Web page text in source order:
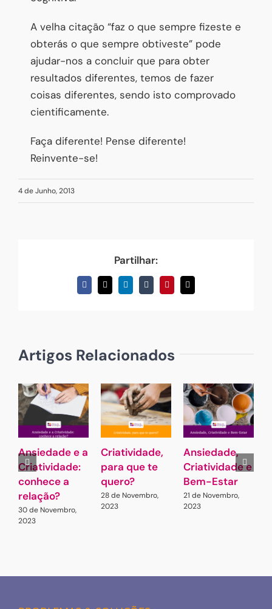
A velha citação “faz o que sempre fizeste e
obterás o que sempre obtiveste” pode
ajudar-nos a concluir que para obter
resultados diferentes, temos de fazer
coisas diferentes, sendo isto comprovado
cientificamente.
Faça diferente! Pense diferente!
Reinvente-se!
4 de Junho, 2013
Partilhar:
Facebook
X LinkedInTumblrPinterestEmail
(necessário
Artigos Relacionados
Ansiedade e a
Criatividade:
conhece a
relação?
30 de Novembro,
2023
Criatividade,
para que te
quero?
28 de Novembro,
2023
Ansiedade,
Criatividade e
Bem-Estar
21 de Novembro,
2023